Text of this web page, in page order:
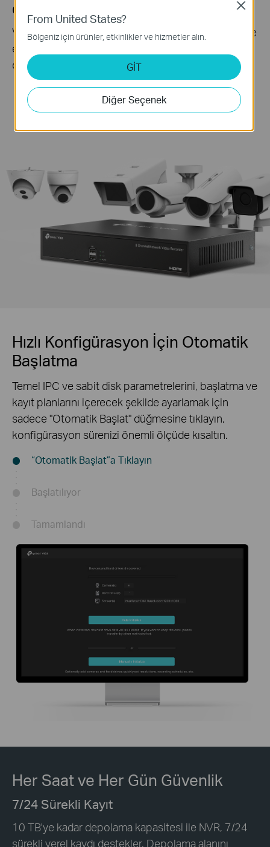
ONVIF Uyumluluğu
VIGI ve diğer markalardan IPC'leri kolayca ekleyin ve
engel tanımayan uyumluluk sayesinde güçlü ve
çeşitli bir ağ oluşturun.
Hızlı Konfigürasyon İçin Otomatik
Başlatma
Temel IPC ve sabit disk parametrelerini, başlatma ve
kayıt planlarını içerecek şekilde ayarlamak için
sadece "Otomatik Başlat" düğmesine tıklayın,
konfigürasyon sürenizi önemli ölçüde kısaltın.
“Otomatik Başlat”a Tıklayın
Başlatılıyor
Tamamlandı
Her Saat ve Her Gün Güvenlik
7/24 Sürekli Kayıt
10 TB'ye kadar depolama kapasitesi ile NVR, 7/24
sürekli yerel kaydı destekler. Depolama alanını
From United States?
Bölgeniz için ürünler, etkinlikler ve hizmetler alın.
GİT
Diğer Seçenek
Close